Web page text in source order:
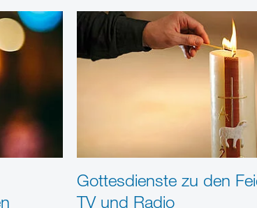
Gottesdienste zu den
TV und Radio